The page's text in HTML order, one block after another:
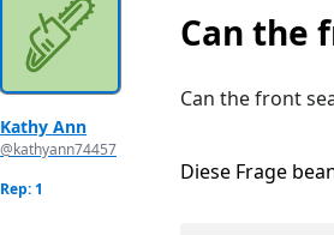
Kathy Ann
@kathyann74457
Rep: 1
Can the
Can the front
Diese Frage